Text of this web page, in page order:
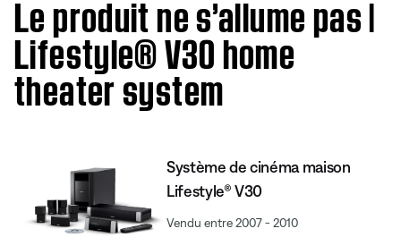
Le produit ne s’allume pas |
Lifestyle® V30 home
theater system
Système de cinéma maison
Lifestyle® V30
Vendu entre 2007 - 2010